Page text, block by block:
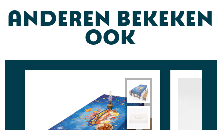
Anderen bekeken
ook